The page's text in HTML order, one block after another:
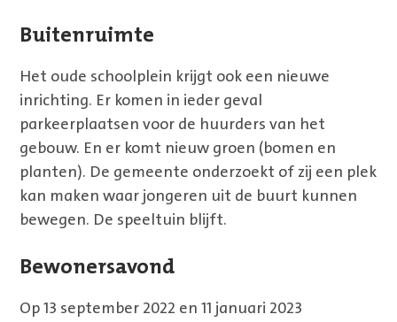
Buitenruimte
Het oude schoolplein krijgt ook een nieuwe
inrichting. Er komen in ieder geval
parkeerplaatsen voor de huurders van het
gebouw. En er komt nieuw groen (bomen en
planten). De gemeente onderzoekt of zij een plek
kan maken waar jongeren uit de buurt kunnen
bewegen. De speeltuin blijft.
Bewonersavond
Op 13 september 2022 en 11 januari 2023